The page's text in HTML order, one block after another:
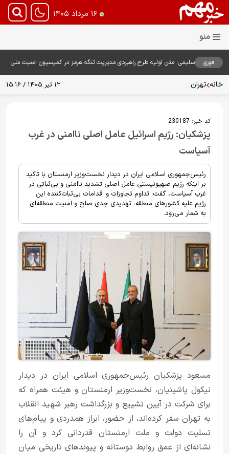
۱۶ مرداد ۱۴۰۵
فوری
سلیمی: متن اولیه طرح راهبردی مدیریت تنگه هرمز در کمیسیون امنیت ملی
خانه تهران ۱۲ تیر ۱۴۰۵ / ۱۵:۱۶
کد خبر: 230187
پزشکیان: رژیم اسرائیل عامل اصلی ناامنی در غرب
آسیاست
رئیس‌جمهوری اسلامی ایران در دیدار نخست‌وزیر ارمنستان با تاکید
بر اینکه رژیم صهیونیستی عامل اصلی تشدید ناامنی و بی‌ثباتی در
غرب آسیاست، گفت: تداوم تجاوزات و اقدامات بی‌ثبات‌کننده این
رژیم علیه کشورهای منطقه، تهدیدی جدی صلح و امنیت منطقه‌ای
به شمار می‌رود.
مسعود پزشکیان رئیس‌جمهوری اسلامی ایران در دیدار
نیکول پاشینیان، نخست‌وزیر ارمنستان و هیئت همراه که
برای شرکت در آیین تشییع و بزرگداشت رهبر شهید انقلاب
به تهران سفر کرده‌اند، از حضور، ابراز همدردی و پیام‌های
تسلیت دولت و ملت ارمنستان قدردانی کرد و آن را
نشانه‌ای از عمق روابط دوستانه و پیوندهای تاریخی میان